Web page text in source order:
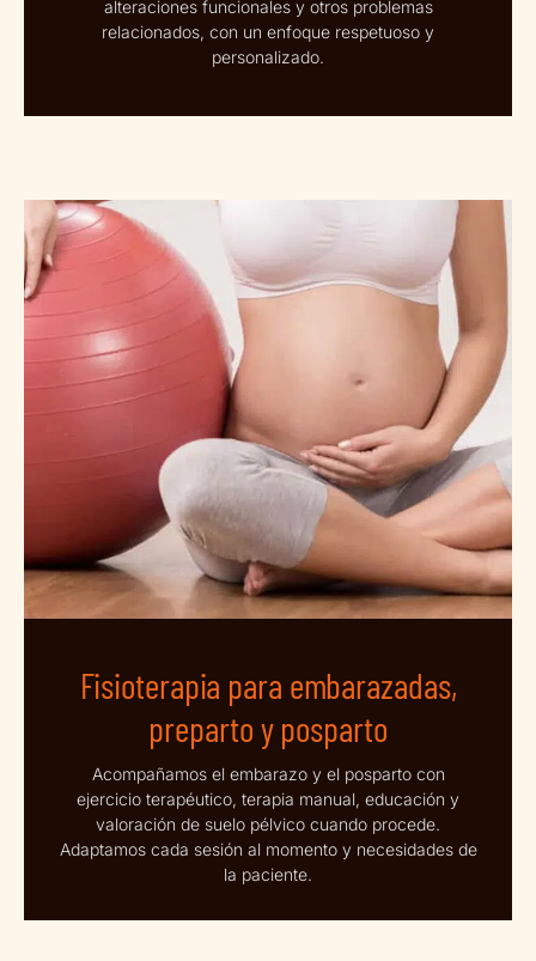
alteraciones funcionales y otros problemas
relacionados, con un enfoque respetuoso y
personalizado.
Fisioterapia para embarazadas,
preparto y posparto
Acompañamos el embarazo y el posparto con
ejercicio terapéutico, terapia manual, educación y
valoración de suelo pélvico cuando procede.
Adaptamos cada sesión al momento y necesidades de
la paciente.